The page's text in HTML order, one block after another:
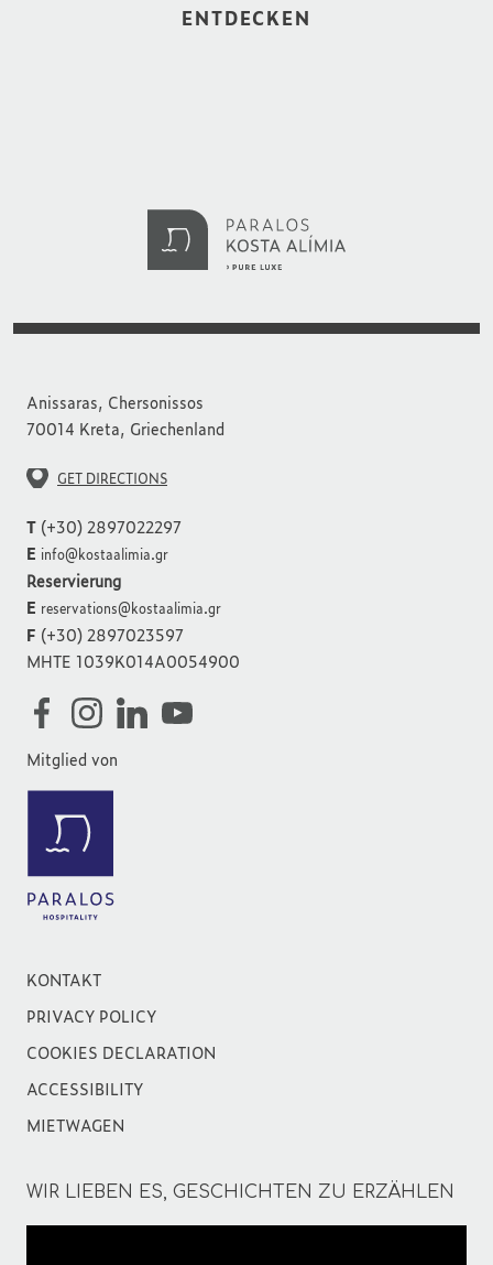
ENTDECKEN
Anissaras, Chersonissos
70014 Kreta, Griechenland
GET DIRECTIONS
T (+30) 2897022297
E info@kostaalimia.gr
Reservierung
E reservations@kostaalimia.gr
F (+30) 2897023597
MHTE 1039K014A0054900
Mitglied von
KONTAKT
PRIVACY POLICY
COOKIES DECLARATION
ACCESSIBILITY
MIETWAGEN
WIR LIEBEN ES, GESCHICHTEN ZU ERZÄHLEN